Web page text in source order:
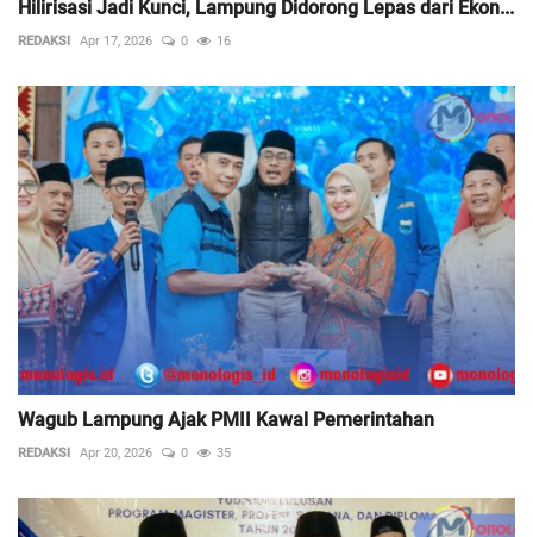
Hilirisasi Jadi Kunci, Lampung Didorong Lepas dari Ekon...
REDAKSI Apr 17, 2026 0 16
Wagub Lampung Ajak PMII Kawal Pemerintahan
REDAKSI Apr 20, 2026 0 35